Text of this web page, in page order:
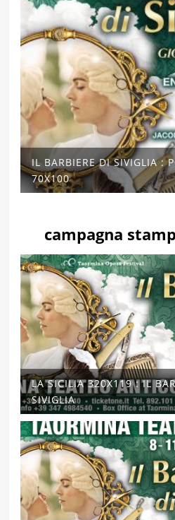
IL BARBIERE DI SIVIGLIA :
70X100
campagna
LA SICILIA 320X119 : IL
SIVIGLIA